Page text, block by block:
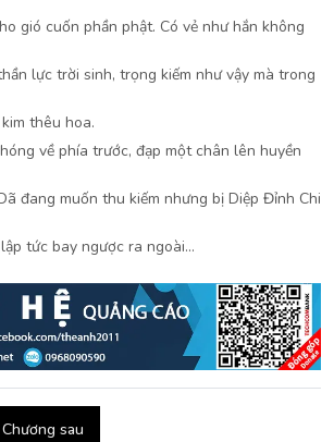
gió cuốn phần phật. Có vẻ như hắn không
lực trời sinh, trọng kiếm như vậy mà trong
thêu hoa.
về phía trước, đạp một chân lên huyền
đang muốn thu kiếm nhưng bị Diệp Đỉnh Chi
tức bay ngược ra ngoài…
Chương sau